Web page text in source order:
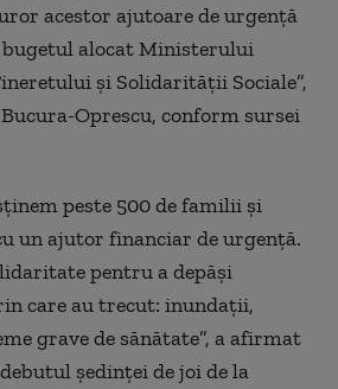
acestor ajutoare de urgență
alocat Ministerului
și Solidarității Sociale”,
Oprescu, conform sursei
peste 500 de familii și
un ajutor financiar de urgență.
pentru a depăși
care au trecut: inundații,
grave de sănătate”, a afirmat
ședinței de joi de la